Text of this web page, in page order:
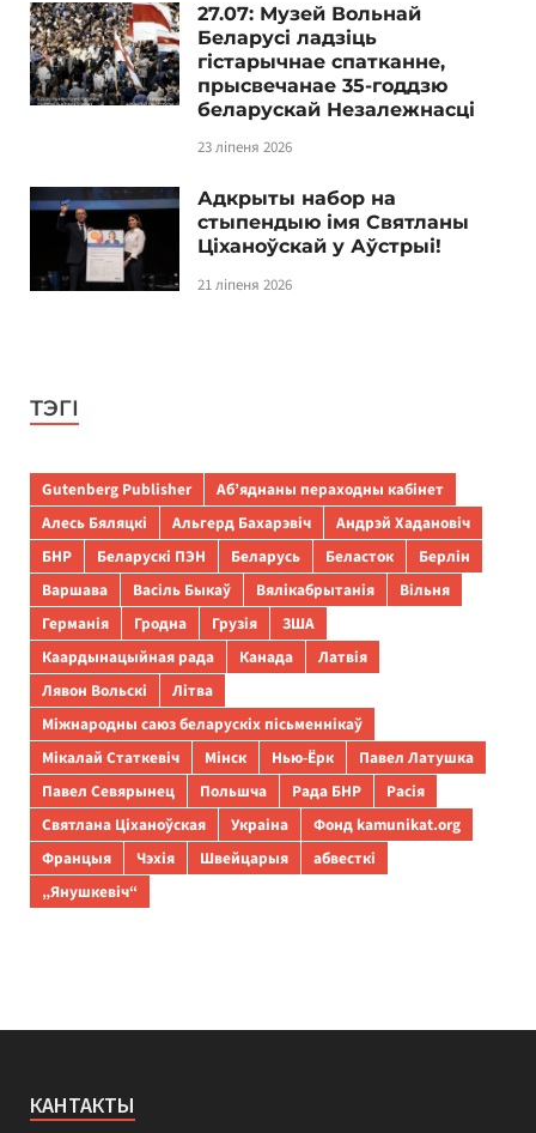
27.07: Музей Вольнай
Беларусі ладзіць
гістарычнае спатканне,
прысвечанае 35-годдзю
беларускай Незалежнасці
23 ліпеня 2026
Адкрыты набор на
стыпендыю імя Святланы
Ціханоўскай у Аўстрыі!
21 ліпеня 2026
ТЭГІ
Gutenberg Publisher
Аб’яднаны пераходны кабінет
Алесь Бяляцкі
Альгерд Бахарэвіч
Андрэй Хадановіч
БНР
Беларускі ПЭН Беларусь Беласток
Берлін
Варшава
Васіль Быкаў Вялікабрытанія
Вільня
Германія
Гродна Грузія
ЗША
Каардынацыйная рада
Канада
Латвія
Лявон Вольскі
Літва
Міжнародны саюз беларускіх пісьменнікаў
Мікалай Статкевіч
Мінск Нью-Ёрк
Павел Латушка
Павел Севярынец
Польшча Рада БНР
Расія
Святлана Ціханоўская
Украіна
Фонд kamunikat.org
Францыя
Чэхія Швейцарыя
абвесткі
„Янушкевіч“
КАНТАКТЫ